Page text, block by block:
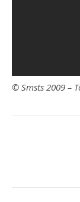
© Smsts 2009 –